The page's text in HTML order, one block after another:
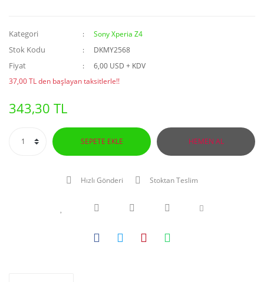
Kategori Sony Xperia Z4
Stok Kodu DKMY2568
Fiyat
6,00 USD + KDV
37,00 TL den başlayan taksitlerle!!
343,30 TL
SEPETE EKLE HEMEN AL
Hızlı Gönderi Stoktan Teslim